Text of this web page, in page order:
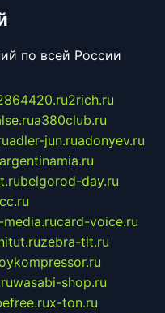
по всей России
2rich.ru
a380club.ru
adler-jun.ruadonyev.ru
argentinamia.ru
belgorod-day.ru
card-voice.ru
zebra-tlt.ru
wasabi-shop.ru
x-ton.ru